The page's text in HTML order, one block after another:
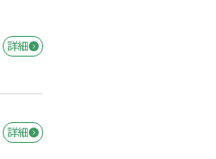
詳細
詳細